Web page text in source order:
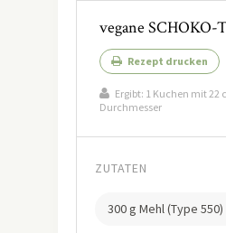
vegane SCHOKO-
Rezept drucken
Ergibt: 1 Kuchen mit 22
Durchmesser
ZUTATEN
300 g Mehl (Type 550)